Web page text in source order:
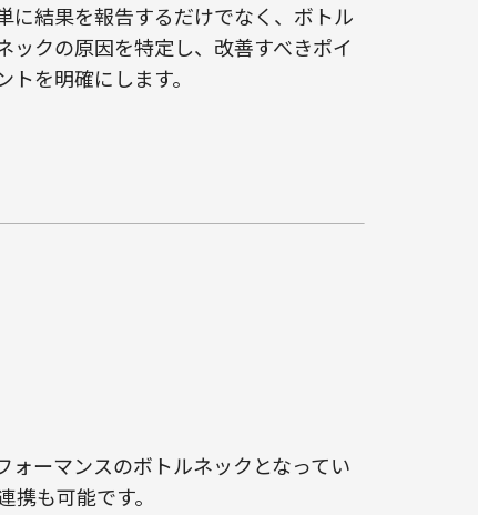
に結果を報告するだけでなく、ボトル
ックの原因を特定し、改善すべきポイ
トを明確にします。
ーマンスのボトルネックとなってい
も可能です。